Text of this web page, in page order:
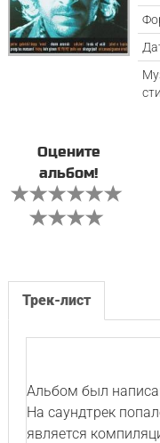
Оцените
альбом!
Трек-лист
Альбом был
На саундтрек
является